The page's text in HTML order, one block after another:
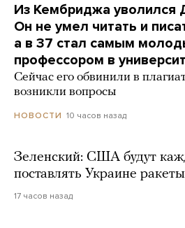
Из Кембриджа уволился
Он не умел читать и
а в 37 стал самым
профессором в
Сейчас его обвинили в
возникли вопросы
НОВОСТИ 10 часов назад
Зеленский: США будут
поставлять Украине
17 часов назад